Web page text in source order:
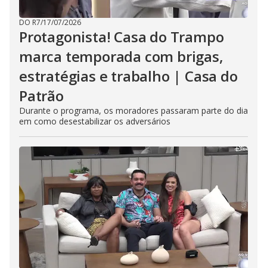
DO R7/17/07/2026
Protagonista! Casa do Trampo
marca temporada com brigas,
estratégias e trabalho | Casa do
Patrão
Durante o programa, os moradores passaram parte do dia
em como desestabilizar os adversários